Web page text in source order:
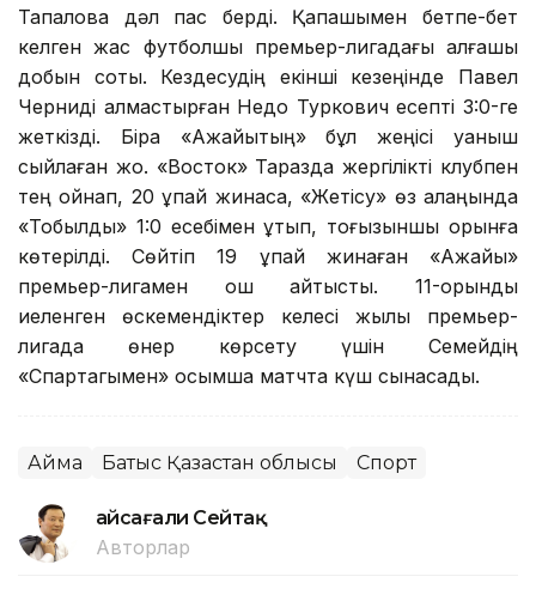
Тапаловқа дәл пас берді. Қақпашымен бетпе-бет
келген жас футболшы премьер-лигадағы алғашқы
добын соқты. Кездесудің екінші кезеңінде Павел
Черниді алмастырған Недо Туркович есепті 3:0-ге
жеткізді. Бірақ «Ақжайықтың» бұл жеңісі қуаныш
сыйлаған жоқ. «Восток» Таразда жергілікті клубпен
тең ойнап, 20 ұпай жинаса, «Жетісу» өз алаңында
«Тобылды» 1:0 есебімен ұтып, тоғызыншы орынға
көтерілді. Сөйтіп 19 ұпай жинаған «Ақжайық»
премьер-лигамен қош айтысты. 11-орынды
иеленген өскемендіктер келесі жылы премьер-
лигада өнер көрсету үшін Семейдің
«Спартагымен» қосымша матчта күш сынасады.
Аймақ Батыс Қазақстан облысы Спорт
Ғайсағали Сейтақ
Авторлар